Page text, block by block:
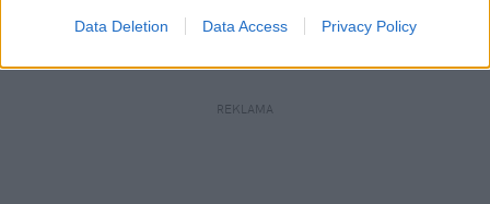
Data Deletion Data Access Privacy Policy
Czytaj całość
REKLAMA